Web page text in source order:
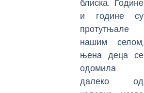
блиска. Године
и године су
протутњале
нашим селом,
њена деца се
одомила
далеко од